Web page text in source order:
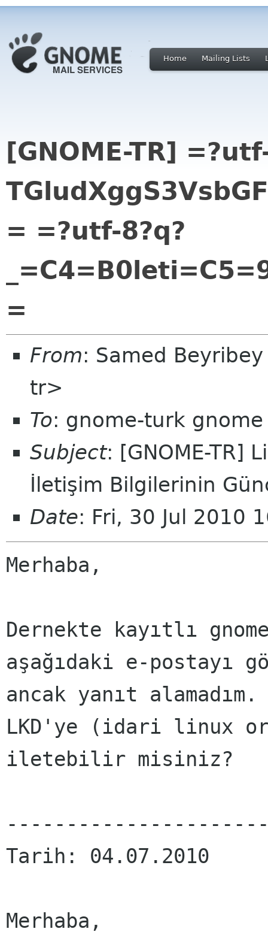
Home Mailing Lists
[GNOME-TR]
= =?utf-8?q?
=
From: Samed
tr>
To: gnome-turk
Subject: [GNOME-TR]
İletişim Bilgilerinin
Date: Fri, 30 Jul 2010
Merhaba,
Dernekte kayıtlı
aşağıdaki e-postayı
ancak yanıt
LKD'ye (idari linux
iletebilir misiniz?
Tarih: 04.07.2010
Merhaba,